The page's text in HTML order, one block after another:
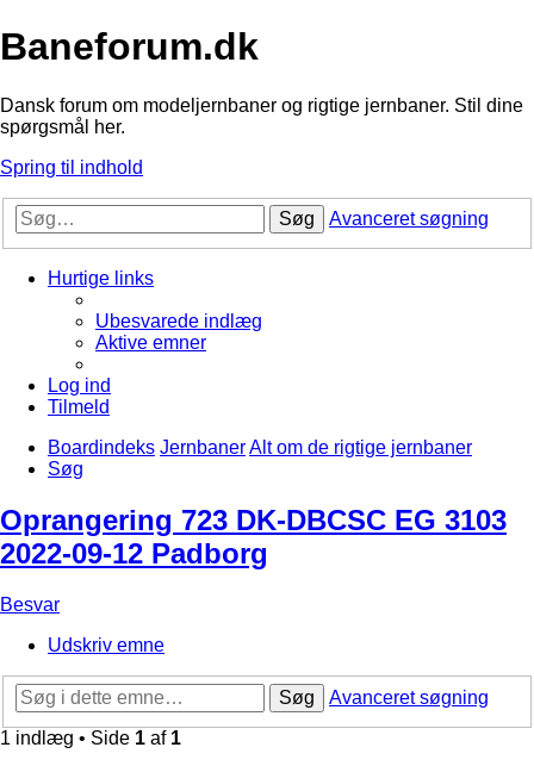
Baneforum.dk
Dansk forum om modeljernbaner og rigtige jernbaner. Stil dine
spørgsmål her.
Spring til indhold
Søg Avanceret søgning
Hurtige links
Ubesvarede indlæg
Aktive emner
Log ind
Tilmeld
Boardindeks JernbanerAlt om de rigtige jernbaner
Søg
Oprangering 723 DK-DBCSC EG 3103
2022-09-12 Padborg
Besvar
Udskriv emne
Søg
Avanceret søgning
1 indlæg • Side 1 af 1